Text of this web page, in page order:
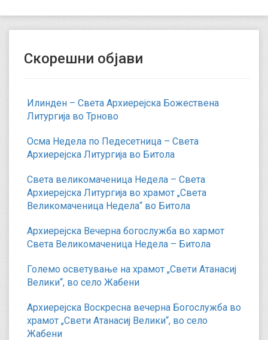
Скорешни објави
Илинден – Света Архиерејска Божествена
Литургија во Трново
Осма Недела по Педесетница – Света
Архиерејска Литургија во Битола
Света великомаченица Недела – Света
Архиерејска Литургија во храмот „Света
Великомаченица Недела“ во Битола
Архиерејска Вечерна богослужба во хармот
Света Великомаченица Недела – Битола
Големо осветување на храмот „Свети Атанасиј
Велики“, во село Жабени
Архиерејска Воскресна вечерна Богослужба во
храмот „Свети Атанасиј Велики“, во село
Жабени